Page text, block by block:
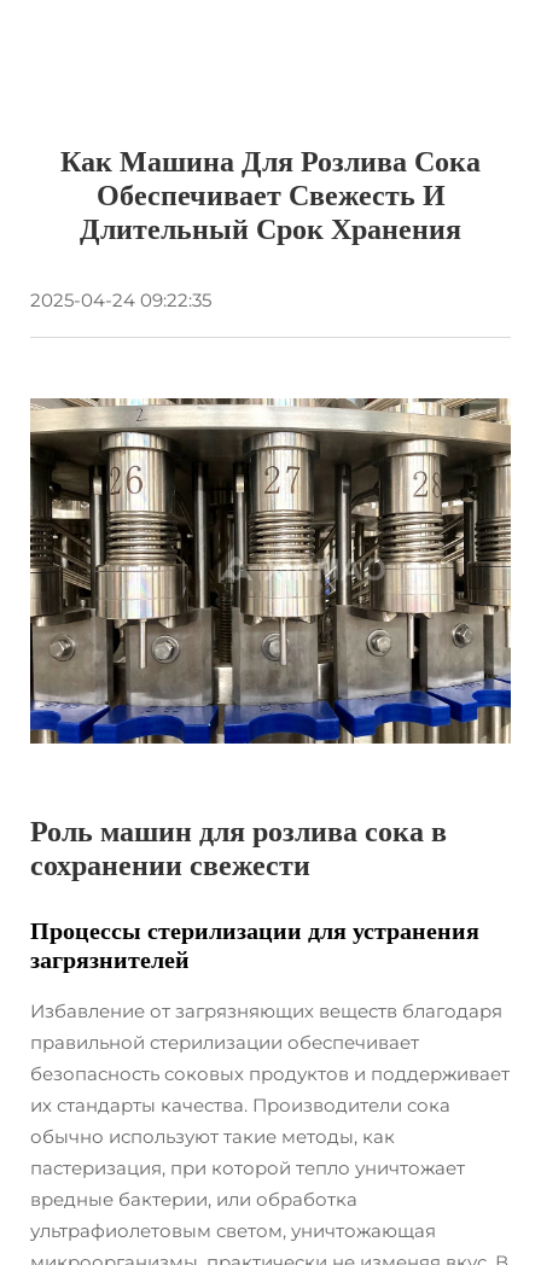
Как Машина Для Розлива Сока
Обеспечивает Свежесть И
Длительный Срок Хранения
2025-04-24 09:22:35
Роль машин для розлива сока в
сохранении свежести
Процессы стерилизации для устранения
загрязнителей
Избавление от загрязняющих веществ благодаря
правильной стерилизации обеспечивает
безопасность соковых продуктов и поддерживает
их стандарты качества. Производители сока
обычно используют такие методы, как
пастеризация, при которой тепло уничтожает
вредные бактерии, или обработка
ультрафиолетовым светом, уничтожающая